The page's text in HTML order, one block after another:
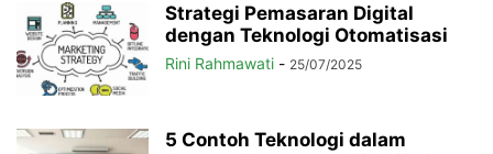
Strategi Pemasaran Digital
dengan Teknologi Otomatisasi
Rini Rahmawati - 25/07/2025
5 Contoh Teknologi dalam